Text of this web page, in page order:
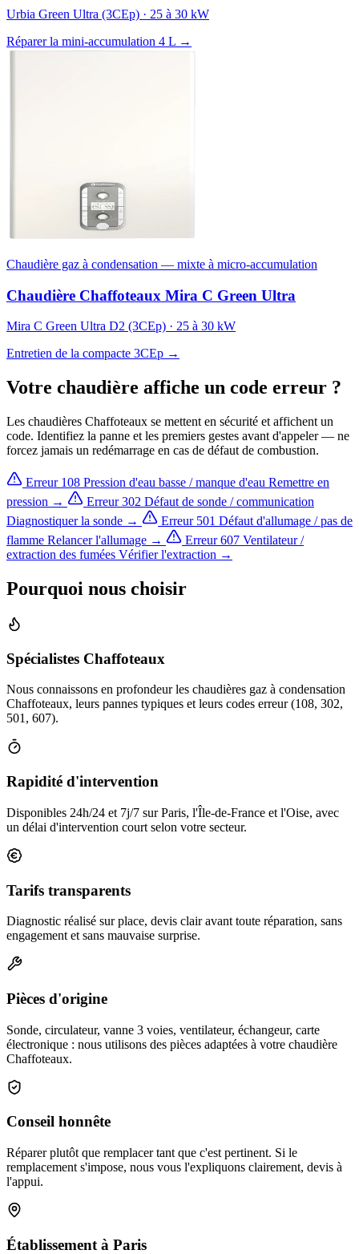
Urbia Green Ultra (3CEp) · 25 à 30 kW
Réparer la mini-accumulation 4 L →
Chaudière gaz à condensation — mixte à micro-accumulation
Chaudière Chaffoteaux Mira C Green Ultra
Mira C Green Ultra D2 (3CEp) · 25 à 30 kW
Entretien de la compacte 3CEp →
Votre chaudière affiche un code erreur ?
Les chaudières Chaffoteaux se mettent en sécurité et affichent un
code. Identifiez la panne et les premiers gestes avant d'appeler — ne
forcez jamais un redémarrage en cas de défaut de combustion.
Erreur 108 Pression d'eau basse / manque d'eau Remettre en
pression →
Erreur 302 Défaut de sonde / communication
Diagnostiquer la sonde →
Erreur 501 Défaut d'allumage / pas de
flamme Relancer l'allumage → Erreur 607 Ventilateur /
extraction des fumées Vérifier l'extraction →
Pourquoi nous choisir
Spécialistes Chaffoteaux
Nous connaissons en profondeur les chaudières gaz à condensation
Chaffoteaux, leurs pannes typiques et leurs codes erreur (108, 302,
501, 607).
Rapidité d'intervention
Disponibles 24h/24 et 7j/7 sur Paris, l'Île-de-France et l'Oise, avec
un délai d'intervention court selon votre secteur.
Tarifs transparents
Diagnostic réalisé sur place, devis clair avant toute réparation, sans
engagement et sans mauvaise surprise.
Pièces d'origine
Sonde, circulateur, vanne 3 voies, ventilateur, échangeur, carte
électronique : nous utilisons des pièces adaptées à votre chaudière
Chaffoteaux.
Conseil honnête
Réparer plutôt que remplacer tant que c'est pertinent. Si le
remplacement s'impose, nous vous l'expliquons clairement, devis à
l'appui.
Établissement à Paris